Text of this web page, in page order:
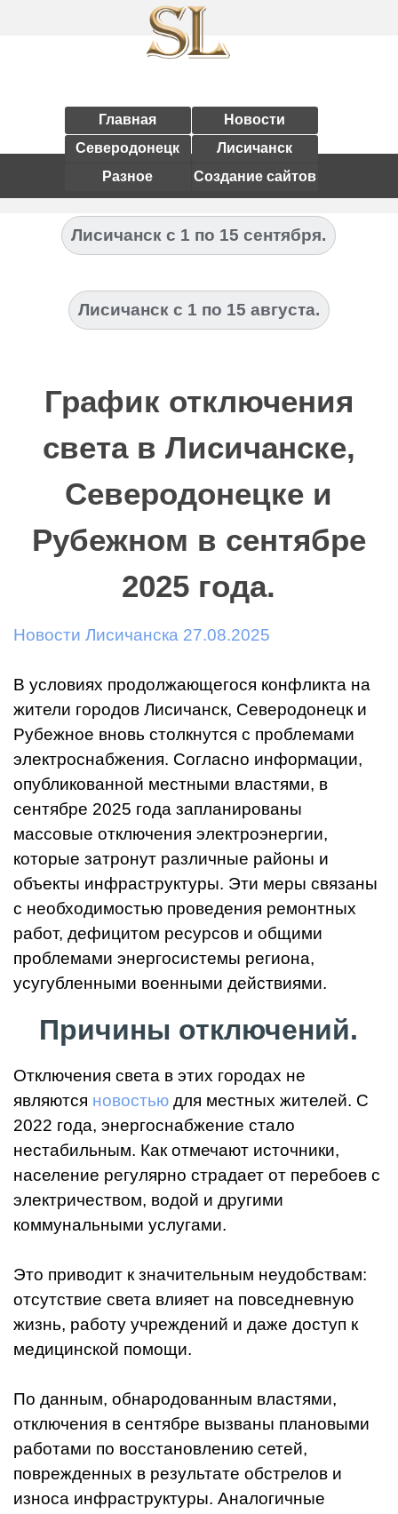
Главная
Новости
Северодонецк
Лисичанск
Разное
Создание сайтов
Лисичанск с 1 по 15 сентября.
Лисичанск с 1 по 15 августа.
График отключения
света в Лисичанске,
Северодонецке и
Рубежном в сентябре
2025 года.
Новости Лисичанска 27.08.2025
В условиях продолжающегося конфликта на
жители городов Лисичанск, Северодонецк и
Рубежное вновь столкнутся с проблемами
электроснабжения. Согласно информации,
опубликованной местными властями, в
сентябре 2025 года запланированы
массовые отключения электроэнергии,
которые затронут различные районы и
объекты инфраструктуры. Эти меры связаны
с необходимостью проведения ремонтных
работ, дефицитом ресурсов и общими
проблемами энергосистемы региона,
усугубленными военными действиями.
Причины отключений.
Отключения света в этих городах не
являются новостью для местных жителей. С
2022 года, энергоснабжение стало
нестабильным. Как отмечают источники,
население регулярно страдает от перебоев с
электричеством, водой и другими
коммунальными услугами.
Это приводит к значительным неудобствам:
отсутствие света влияет на повседневную
жизнь, работу учреждений и даже доступ к
медицинской помощи.
По данным, обнародованным властями,
отключения в сентябре вызваны плановыми
работами по восстановлению сетей,
поврежденных в результате обстрелов и
износа инфраструктуры. Аналогичные